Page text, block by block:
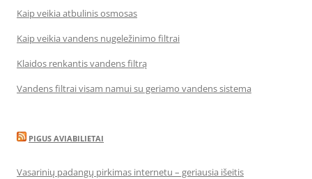
Kaip veikia atbulinis osmosas
Kaip veikia vandens nugeležinimo filtrai
Klaidos renkantis vandens filtrą
Vandens filtrai visam namui su geriamo vandens sistema
PIGUS AVIABILIETAI
Vasarinių padangų pirkimas internetu – geriausia išeitis